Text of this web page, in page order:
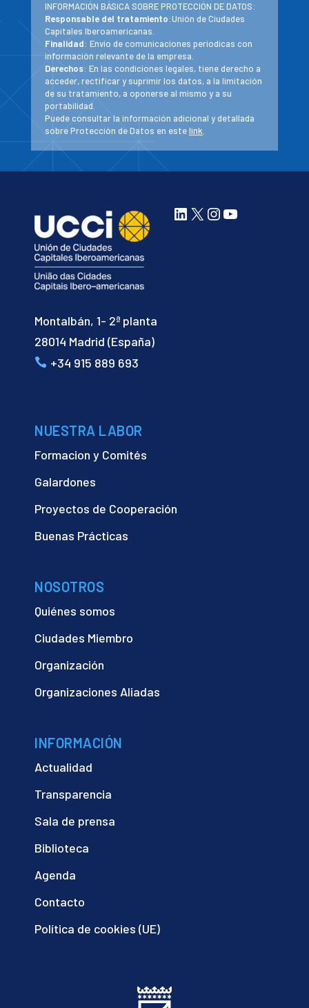
INFORMACIÓN BÁSICA SOBRE PROTECCIÓN DE DATOS:
Responsable del tratamiento:Unión de Ciudades
Capitales Iberoamericanas.
Finalidad: Envío de comunicaciones periodicas con
información relevante de la empresa.
Derechos: En las condiciones legales, tiene derecho a
acceder, rectificar y suprimir los datos, a la limitación
de su tratamiento, a oponerse al mismo y a su
portabilidad.
Puede consultar la información adicional y detallada
sobre Protección de Datos en estelink
Montalbán, 1- 2ª planta
28014 Madrid (España)
+34 915 889 693
LinkedIn
X Instagram
YouTube
NUESTRA LABOR
Formacion y Comités
Galardones
Proyectos de Cooperación
Buenas Prácticas
NOSOTROS
Quiénes somos
Ciudades Miembro
Organización
Organizaciones Aliadas
INFORMACIÓN
Actualidad
Transparencia
Sala de prensa
Biblioteca
Agenda
Contacto
Política de cookies (UE)